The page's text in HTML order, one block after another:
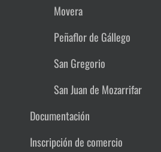
Movera
Peñaflor de Gállego
San Gregorio
San Juan de Mozarrifar
Documentación
Inscripción de comercio